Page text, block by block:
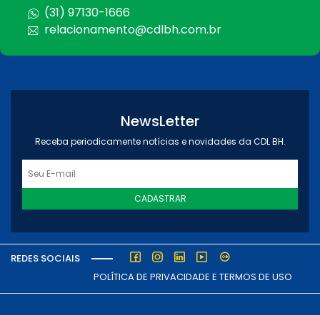
(31) 97130-1666
relacionamento@cdlbh.com.br
NewsLetter
Receba periodicamente notícias e novidades da CDL BH.
CADASTRAR
REDES SOCIAIS
POLÍTICA DE PRIVACIDADE E TERMOS DE USO